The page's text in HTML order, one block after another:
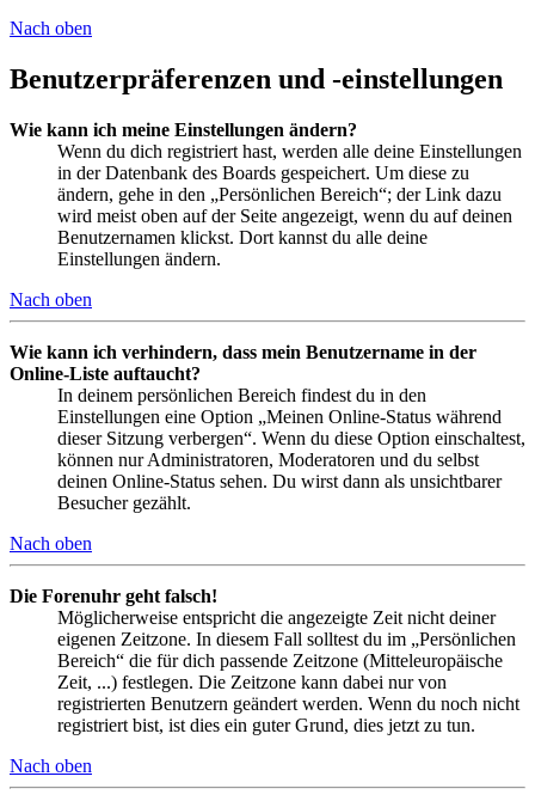
Nach oben
Benutzerpräferenzen und -einstellungen
Wie kann ich meine Einstellungen ändern?
Wenn du dich registriert hast, werden alle deine Einstellungen
in der Datenbank des Boards gespeichert. Um diese zu
ändern, gehe in den „Persönlichen Bereich“; der Link dazu
wird meist oben auf der Seite angezeigt, wenn du auf deinen
Benutzernamen klickst. Dort kannst du alle deine
Einstellungen ändern.
Nach oben
Wie kann ich verhindern, dass mein Benutzername in der
Online-Liste auftaucht?
In deinem persönlichen Bereich findest du in den
Einstellungen eine Option „Meinen Online-Status während
dieser Sitzung verbergen“. Wenn du diese Option einschaltest,
können nur Administratoren, Moderatoren und du selbst
deinen Online-Status sehen. Du wirst dann als unsichtbarer
Besucher gezählt.
Nach oben
Die Forenuhr geht falsch!
Möglicherweise entspricht die angezeigte Zeit nicht deiner
eigenen Zeitzone. In diesem Fall solltest du im „Persönlichen
Bereich“ die für dich passende Zeitzone (Mitteleuropäische
Zeit, ...) festlegen. Die Zeitzone kann dabei nur von
registrierten Benutzern geändert werden. Wenn du noch nicht
registriert bist, ist dies ein guter Grund, dies jetzt zu tun.
Nach oben